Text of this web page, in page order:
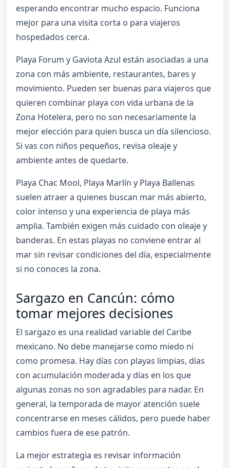
esperando encontrar mucho espacio. Funciona
mejor para una visita corta o para viajeros
hospedados cerca.
Playa Forum y Gaviota Azul están asociadas a una
zona con más ambiente, restaurantes, bares y
movimiento. Pueden ser buenas para viajeros que
quieren combinar playa con vida urbana de la
Zona Hotelera, pero no son necesariamente la
mejor elección para quien busca un día silencioso.
Si vas con niños pequeños, revisa oleaje y
ambiente antes de quedarte.
Playa Chac Mool, Playa Marlín y Playa Ballenas
suelen atraer a quienes buscan mar más abierto,
color intenso y una experiencia de playa más
amplia. También exigen más cuidado con oleaje y
banderas. En estas playas no conviene entrar al
mar sin revisar condiciones del día, especialmente
si no conoces la zona.
Sargazo en Cancún: cómo
tomar mejores decisiones
El sargazo es una realidad variable del Caribe
mexicano. No debe manejarse como miedo ni
como promesa. Hay días con playas limpias, días
con acumulación moderada y días en los que
algunas zonas no son agradables para nadar. En
general, la temporada de mayor atención suele
concentrarse en meses cálidos, pero puede haber
cambios fuera de ese patrón.
La mejor estrategia es revisar información